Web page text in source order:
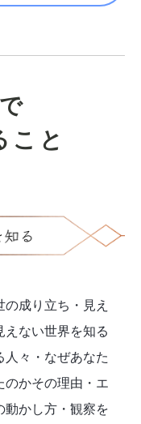
こと
成り立ち・見え
えない世界を知る
々・なぜあなた
のかその理由・エ
動かし方・観察を